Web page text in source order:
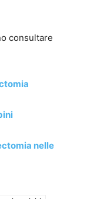
consultare
nelle